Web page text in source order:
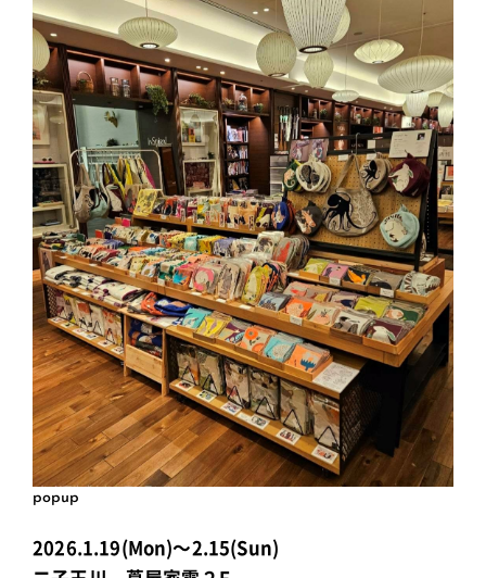
popup
2026.1.19(Mon)～2.15(Sun)